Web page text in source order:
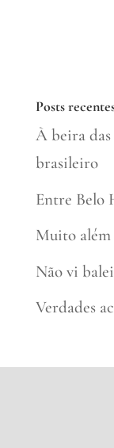
Posts
À beira das
brasileiro
Entre Belo
Muito
Não vi
Verdades